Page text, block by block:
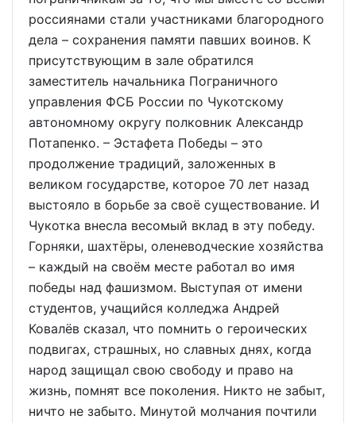
россиянами стали участниками благородного
дела – сохранения памяти павших воинов. К
присутствующим в зале обратился
заместитель начальника Пограничного
управления ФСБ России по Чукотскому
автономному округу полковник Александр
Потапенко. – Эстафета Победы – это
продолжение традиций, заложенных в
великом государстве, которое 70 лет назад
выстояло в борьбе за своё существование. И
Чукотка внесла весомый вклад в эту победу.
Горняки, шахтёры, оленеводческие хозяйства
– каждый на своём месте работал во имя
победы над фашизмом. Выступая от имени
студентов, учащийся колледжа Андрей
Ковалёв сказал, что помнить о героических
подвигах, страшных, но славных днях, когда
народ защищал свою свободу и право на
жизнь, помнят все поколения. Никто не забыт,
ничто не забыто. Минутой молчания почтили